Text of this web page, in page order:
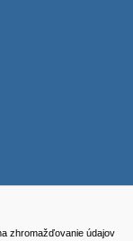
zhromažďovanie údajov